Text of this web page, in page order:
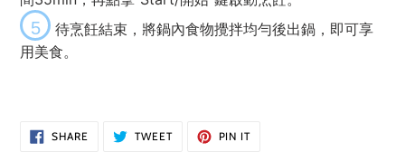
5
待烹飪結束，將鍋內食物攪拌均勻後出鍋，即可享
用美食。
SHARE SHARE
ON
TWEETTWEET
PIN ITPIN